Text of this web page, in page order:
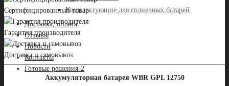
Комплектующие для солнечных батарей
Доставка, оплата
Отзывы
Новости
Контакты
Готовые решения-2
Сертифицированный товар
Гарантия производителя
Доставка и самовывоз
Аккумуляторная батарея WBR GPL 12750